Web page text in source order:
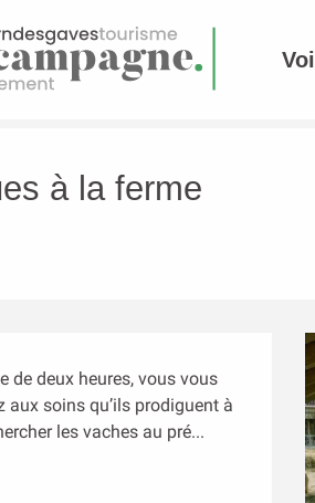
à la ferme
de deux heures, vous vous
soins qu’ils prodiguent à
les vaches au pré...